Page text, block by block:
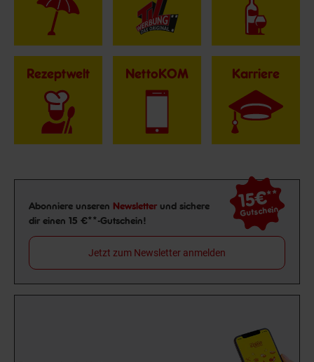
Rezeptwelt NettoKOM Karriere
Newsletter Anmeldung
Abonniere unseren Newsletter und sichere
dir einen 15 €**-Gutschein!
15€**
Gutschein
Jetzt zum Newsletter anmelden